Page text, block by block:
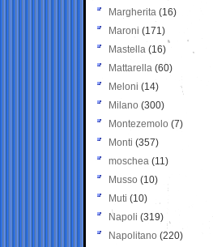
Margherita (16)
Maroni (171)
Mastella (16)
Mattarella (60)
Meloni (14)
Milano (300)
Montezemolo (7)
Monti (357)
moschea (11)
Musso (10)
Muti (10)
Napoli (319)
Napolitano (220)